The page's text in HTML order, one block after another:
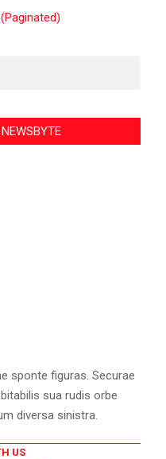
sponte figuras. Securae
sua rudis orbe
diversa sinistra.
US